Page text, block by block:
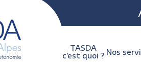
TASDA
c’est quoi ? Nos